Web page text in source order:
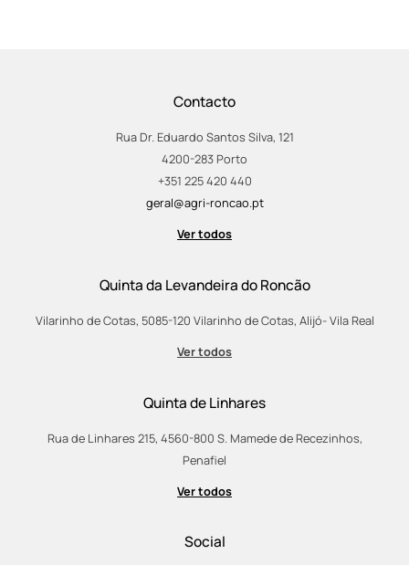
Contacto
Rua Dr. Eduardo Santos Silva, 121
4200-283 Porto
+351 225 420 440
geral@agri-roncao.pt
Ver todos
Quinta da Levandeira do Roncão
Vilarinho de Cotas, 5085-120 Vilarinho de Cotas, Alijó- Vila Real
Ver todos
Quinta de Linhares
Rua de Linhares 215, 4560-800 S. Mamede de Recezinhos,
Penafiel
Ver todos
Social